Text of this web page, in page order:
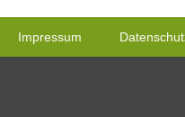
Impressum